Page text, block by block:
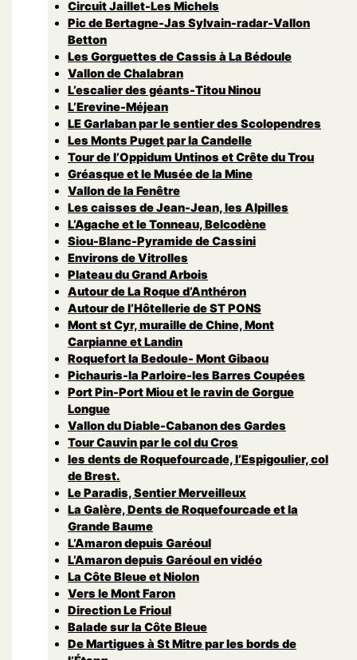
Circuit Jaillet-Les Michels
Pic de Bertagne-Jas Sylvain-radar-Vallon
Betton
Les Gorguettes de Cassis à La Bédoule
Vallon de Chalabran
L’escalier des géants-Titou Ninou
L’Erevine-Méjean
LE Garlaban par le sentier des Scolopendres
Les Monts Puget par la Candelle
Tour de l’Oppidum Untinos et Crête du Trou
Gréasque et le Musée de la Mine
Vallon de la Fenêtre
Les caisses de Jean-Jean, les Alpilles
L’Agache et le Tonneau, Belcodène
Siou-Blanc-Pyramide de Cassini
Environs de Vitrolles
Plateau du Grand Arbois
Autour de La Roque d’Anthéron
Autour de l’Hôtellerie de ST PONS
Mont st Cyr, muraille de Chine, Mont
Carpianne et Landin
Roquefort la Bedoule- Mont Gibaou
Pichauris-la Parloire-les Barres Coupées
Port Pin-Port Miou et le ravin de Gorgue
Longue
Vallon du Diable-Cabanon des Gardes
Tour Cauvin par le col du Cros
les dents de Roquefourcade, l’Espigoulier, col
de Brest.
Le Paradis, Sentier Merveilleux
La Galère, Dents de Roquefourcade et la
Grande Baume
L’Amaron depuis Garéoul
L’Amaron depuis Garéoul en vidéo
La Côte Bleue et Niolon
Vers le Mont Faron
Direction Le Frioul
Balade sur la Côte Bleue
De Martigues à St Mitre par les bords de